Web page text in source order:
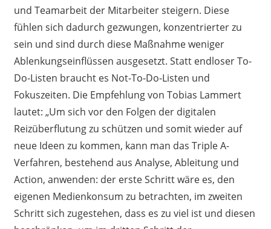
und Teamarbeit der Mitarbeiter steigern. Diese
fühlen sich dadurch gezwungen, konzentrierter zu
sein und sind durch diese Maßnahme weniger
Ablenkungseinflüssen ausgesetzt. Statt endloser To-
Do-Listen braucht es Not-To-Do-Listen und
Fokuszeiten. Die Empfehlung von Tobias Lammert
lautet: „Um sich vor den Folgen der digitalen
Reizüberflutung zu schützen und somit wieder auf
neue Ideen zu kommen, kann man das Triple A-
Verfahren, bestehend aus Analyse, Ableitung und
Action, anwenden: der erste Schritt wäre es, den
eigenen Medienkonsum zu betrachten, im zweiten
Schritt sich zugestehen, dass es zu viel ist und diesen